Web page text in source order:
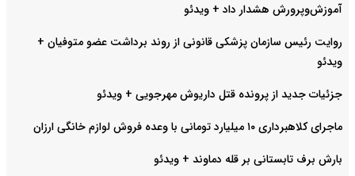
آموزش‌وپرورش هشدار داد +‌ ویدئو
روایت رئیس سازمان پزشکی قانونی از روند برداشت عضو متوفیان +
ویدئو
جزئیات جدید از پرونده قتل داریوش مهرجویی + ویدئو
ماجرای کلاهبرداری ۱۰ میلیارد تومانی با وعده فروش لوازم خانگی ارزان
بارش برف تابستانی بر قله دماوند + ویدئو